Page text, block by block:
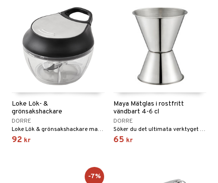
Loke Lök- &
grönsakshackare
DORRE
Loke Lök & grönsakshackare manuell.
92 kr
Maya Mätglas i rostfritt
vändbart 4-6 cl
DORRE
Söker du det ultimata verktyget för att skapa perfekta cocktails hemma? Vårt vändbara mätglas är den hemliga ingrediensen som tar din bartending till nya höjder.
65 kr
-7%